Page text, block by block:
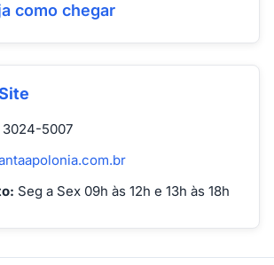
como chegar
5007
Seg a Sex 09h às 12h e 13h às 18h